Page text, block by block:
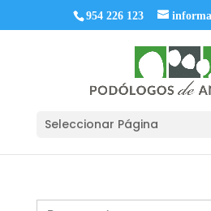
954 226 123
Seleccionar Página
Buscar: